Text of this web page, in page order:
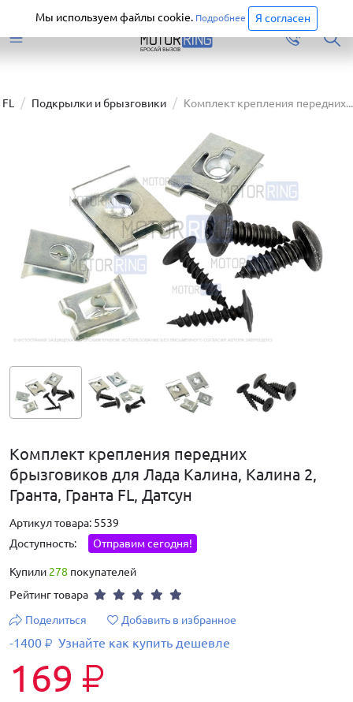
Перейти
Подкрылки и брызговики Комплект крепления передних...
Комплект крепления передних
брызговиков для Лада Калина, Калина 2,
Гранта, Гранта FL, Датсун
Артикул товара: 5539
Доступность:
Отправим сегодня!
Купили 278 покупателей
Рейтинг товара
Поделиться
Добавить в избранное
-1400 ₽ Узнайте как купить дешевле
169 ₽
Мы используем файлы cookie. Подробнее Я согласен